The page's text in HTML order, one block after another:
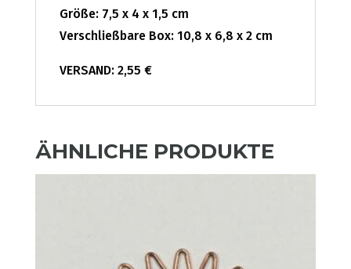
Größe: 7,5 x 4 x 1,5 cm
Verschließbare Box: 10,8 x 6,8 x 2 cm
VERSAND: 2,55 €
ÄHNLICHE PRODUKTE